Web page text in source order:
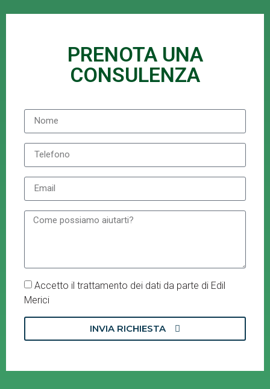
PRENOTA UNA
CONSULENZA
Accetto il trattamento dei dati da parte di Edil
Merici
INVIA RICHIESTA